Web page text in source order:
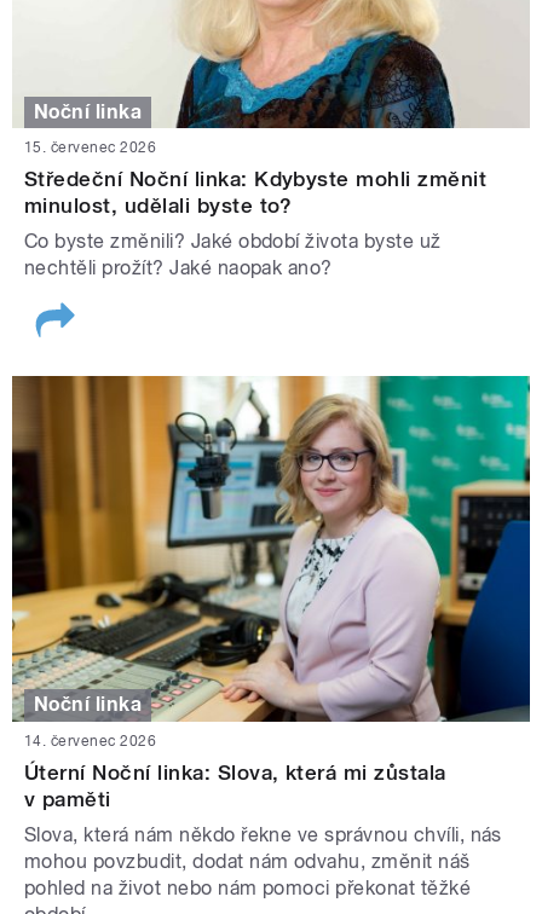
Noční linka
15. červenec 2026
Středeční Noční linka: Kdybyste mohli změnit
minulost, udělali byste to?
Co byste změnili? Jaké období života byste už
nechtěli prožít? Jaké naopak ano?
Noční linka
14. červenec 2026
Úterní Noční linka: Slova, která mi zůstala
v paměti
Slova, která nám někdo řekne ve správnou chvíli, nás
mohou povzbudit, dodat nám odvahu, změnit náš
pohled na život nebo nám pomoci překonat těžké